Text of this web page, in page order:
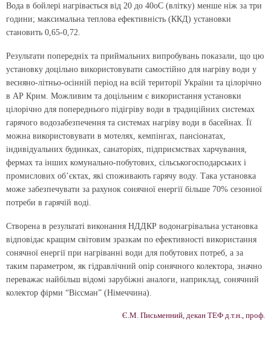
Вода в бойлері нагрівається від 20 до 40оС (влітку) менше ніж за три
години; максимальна теплова ефективність (ККД) установки
становить 0,65-0,72.
Результати попередніх та приймальних випробувань показали, що цю
установку доцільно використовувати самостійно для нагріву води у
весняно-літньо-осінній період на всій території України та цілорічно
в АР Крим. Можливим та доцільним є використання установки
цілорічно для попереднього підігріву води в традиційних системах
гарячого водозабезпечення та системах нагріву води в басейнах. Її
можна використовувати в мотелях, кемпінгах, пансіонатах,
індивідуальних будинках, санаторіях, підприємствах харчування,
фермах та інших комунально-побутових, сільськогосподарських і
промислових об’єктах, які споживають гарячу воду. Така установка
може забезпечувати за рахунок сонячної енергії більше 70% сезонної
потреби в гарячій воді.
Створена в результаті виконання НДДКР водонагрівальна установка
відповідає кращим світовим зразкам по ефективності використання
сонячної енергії при нагріванні води для побутових потреб, а за
таким параметром, як гідравлічний опір сонячного колектора, значно
переважає найбільш відомі зарубіжні аналоги, наприклад, сонячний
колектор фірми “Віссман” (Німеччина).
Є.М. Письменний, декан ТЕФ д.т.н., проф.